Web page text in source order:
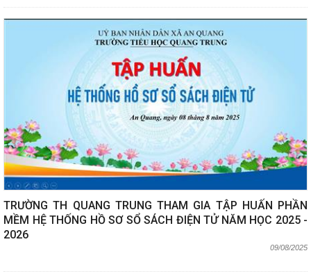
TRƯỜNG TH QUANG TRUNG THAM GIA TẬP HUẤN PHẦN
MỀM HỆ THỐNG HỒ SƠ SỔ SÁCH ĐIỆN TỬ NĂM HỌC 2025 -
2026
09/08/2025